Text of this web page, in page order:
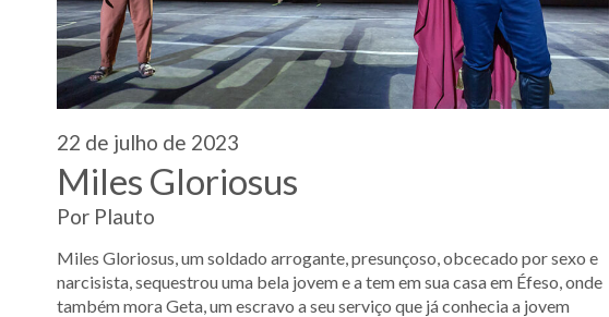
22 de julho de 2023
Miles Gloriosus
Por Plauto
Miles Gloriosus, um soldado arrogante, presunçoso, obcecado por sexo e
narcisista, sequestrou uma bela jovem e a tem em sua casa em Éfeso, onde
também mora Geta, um escravo a seu serviço que já conhecia a jovem